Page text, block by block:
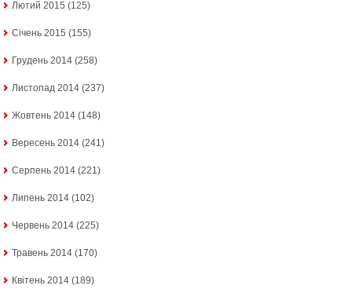
Лютий 2015 (125)
Січень 2015 (155)
Грудень 2014 (258)
Листопад 2014 (237)
Жовтень 2014 (148)
Вересень 2014 (241)
Серпень 2014 (221)
Липень 2014 (102)
Червень 2014 (225)
Травень 2014 (170)
Квітень 2014 (189)